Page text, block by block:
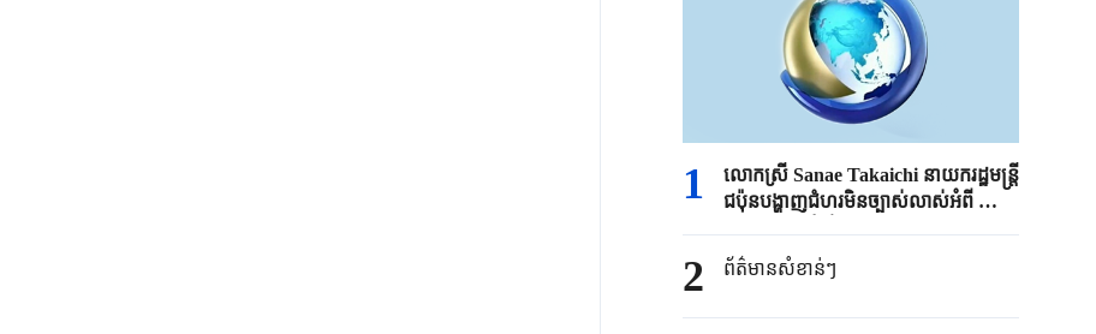
1
លោកស្រី Sanae ​Takaichi ​នាយករដ្ឋមន្ត្រី​
ជប៉ុន​បង្ហាញជំហរមិន​ច្បាស់​លាស់​អំពី ​
2 ព័ត៌មានសំខាន់ៗ